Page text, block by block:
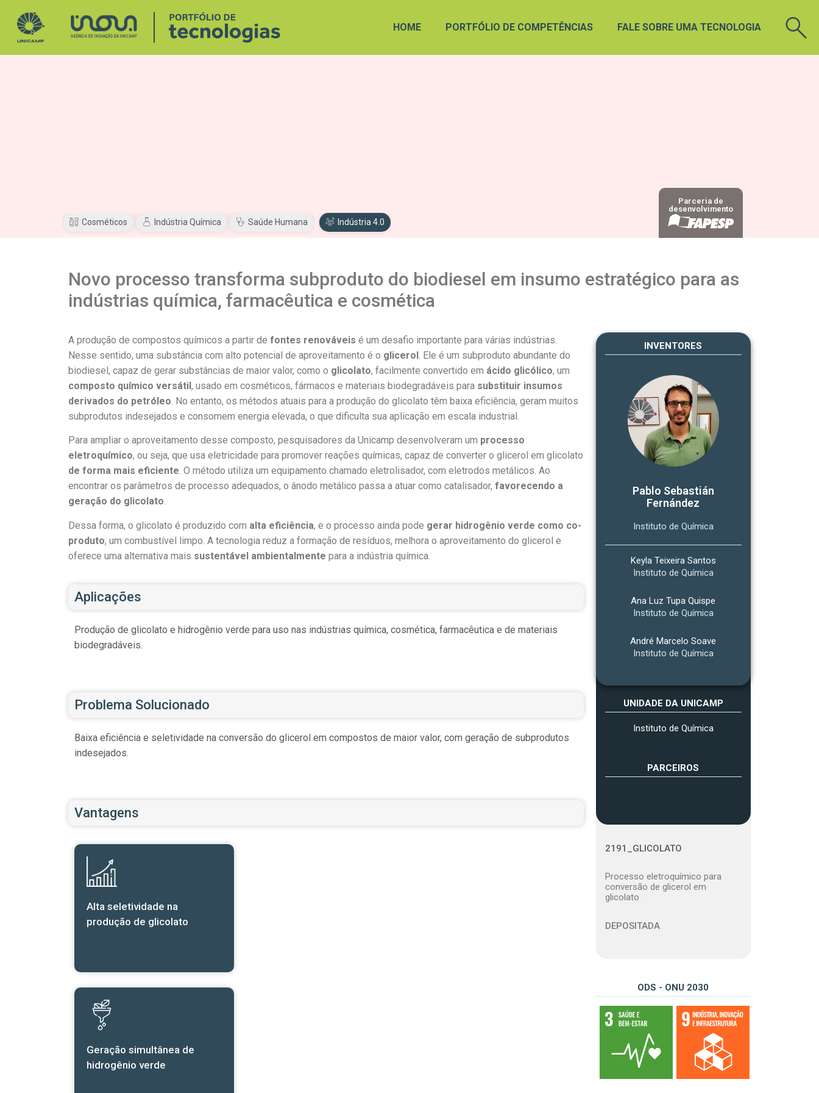
HOME PORTFÓLIO DE COMPETÊNCIAS FALE SOBRE UMA TECNOLOGIA
Cosméticos Indústria Química Saúde Humana Indústria 4.0
Parceria de
desenvolvimento
Novo processo transforma subproduto do biodiesel em insumo estratégico para as
indústrias química, farmacêutica e cosmética
A produção de compostos químicos a partir de fontes renováveis é um desafio importante para várias indústrias.
Nesse sentido, uma substância com alto potencial de aproveitamento é o glicerol. Ele é um subproduto abundante do
biodiesel, capaz de gerar substâncias de maior valor, como o glicolato, facilmente convertido em ácido glicólico, um
composto químico versátil, usado em cosméticos, fármacos e materiais biodegradáveis para substituir insumos
derivados do petróleo. No entanto, os métodos atuais para a produção do glicolato têm baixa eficiência, geram muitos
subprodutos indesejados e consomem energia elevada, o que dificulta sua aplicação em escala industrial.
Para ampliar o aproveitamento desse composto, pesquisadores da Unicamp desenvolveram um processo
eletroquímico, ou seja, que usa eletricidade para promover reações químicas, capaz de converter o glicerol em glicolato
de forma mais eficiente. O método utiliza um equipamento chamado eletrolisador, com eletrodos metálicos. Ao
encontrar os parâmetros de processo adequados, o ânodo metálico passa a atuar como catalisador, favorecendo a
geração do glicolato.
Dessa forma, o glicolato é produzido com alta eficiência, e o processo ainda pode gerar hidrogênio verde como co-
produto, um combustível limpo. A tecnologia reduz a formação de resíduos, melhora o aproveitamento do glicerol e
oferece uma alternativa mais sustentável ambientalmente para a indústria química.
Aplicações
Produção de glicolato e hidrogênio verde para uso nas indústrias química, cosmética, farmacêutica e de materiais
biodegradáveis.
Problema Solucionado
Baixa eficiência e seletividade na conversão do glicerol em compostos de maior valor, com geração de subprodutos
indesejados.
Vantagens
Alta seletividade na
produção de glicolato
Geração simultânea de
hidrogênio verde
INVENTORES
Pablo Sebastián
Fernández
Instituto de Química
Keyla Teixeira Santos
Instituto de Química
Ana Luz Tupa Quispe
Instituto de Química
André Marcelo Soave
Instituto de Química
UNIDADE DA UNICAMP
Instituto de Química
PARCEIROS
2191_GLICOLATO
Processo eletroquímico para
conversão de glicerol em
glicolato
DEPOSITADA
ODS - ONU 2030